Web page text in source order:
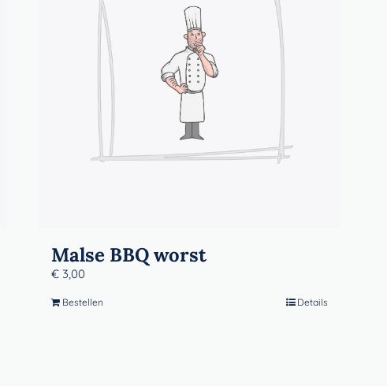
Malse BBQ worst
€3,00
Bestellen Details